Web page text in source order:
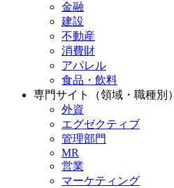
金融
建設
不動産
消費財
アパレル
食品・飲料
専門サイト（領域・職種別）
外資
エグゼクティブ
管理部門
MR
営業
マーケティング